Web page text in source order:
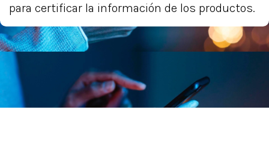
para certificar la información de los productos.